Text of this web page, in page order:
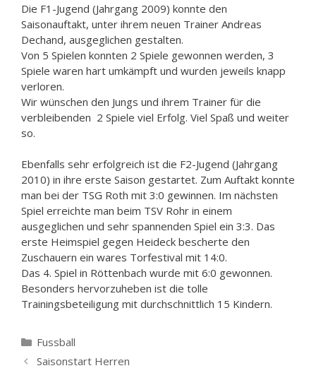
Die F1-Jugend (Jahrgang 2009) konnte den
Saisonauftakt, unter ihrem neuen Trainer Andreas
Dechand, ausgeglichen gestalten.
Von 5 Spielen konnten 2 Spiele gewonnen werden, 3
Spiele waren hart umkämpft und wurden jeweils knapp
verloren.
Wir wünschen den Jungs und ihrem Trainer für die
verbleibenden 2 Spiele viel Erfolg. Viel Spaß und weiter
so.
Ebenfalls sehr erfolgreich ist die F2-Jugend (Jahrgang
2010) in ihre erste Saison gestartet. Zum Auftakt konnte
man bei der TSG Roth mit 3:0 gewinnen. Im nächsten
Spiel erreichte man beim TSV Rohr in einem
ausgeglichen und sehr spannenden Spiel ein 3:3. Das
erste Heimspiel gegen Heideck bescherte den
Zuschauern ein wares Torfestival mit 14:0.
Das 4. Spiel in Röttenbach wurde mit 6:0 gewonnen.
Besonders hervorzuheben ist die tolle
Trainingsbeteiligung mit durchschnittlich 15 Kindern.
Kategorien
Fussball
Saisonstart Herren